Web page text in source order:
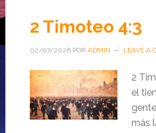
2 Timoteo 4:3
02/07/2026POR ADMIN LEAVE A
2
el
más